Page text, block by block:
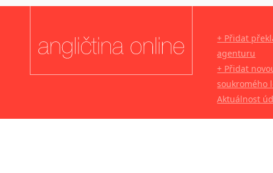
+ Přidat
agenturu
+ Přidat
soukromého
Aktuálnost